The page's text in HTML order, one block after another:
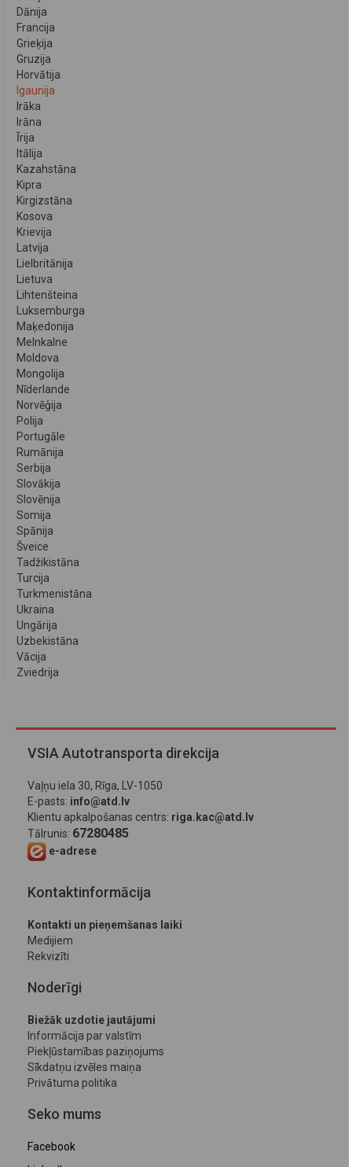
Dānija
Francija
Grieķija
Gruzija
Horvātija
Igaunija
Irāka
Irāna
Īrija
Itālija
Kazahstāna
Kipra
Kirgizstāna
Kosova
Krievija
Latvija
Lielbritānija
Lietuva
Lihtenšteina
Luksemburga
Maķedonija
Melnkalne
Moldova
Mongolija
Nīderlande
Norvēģija
Polija
Portugāle
Rumānija
Serbija
Slovākija
Slovēnija
Somija
Spānija
Šveice
Tadžikistāna
Turcija
Turkmenistāna
Ukraina
Ungārija
Uzbekistāna
Vācija
Zviedrija
VSIA Autotransporta direkcija
Vaļņu iela 30, Rīga, LV-1050
E-pasts: info@atd.lv
Klientu apkalpošanas centrs: riga.kac@atd.lv
Tālrunis: 67280485
e-adrese
Kontaktinformācija
Kontakti un pieņemšanas laiki
Medijiem
Rekvizīti
Noderīgi
Biežāk uzdotie jautājumi
Informācija par valstīm
Piekļūstamības paziņojums
Sīkdatņu izvēles maiņa
Privātuma politika
Seko mums
Facebook